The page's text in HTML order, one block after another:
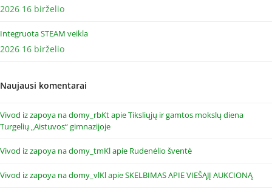
2026 16 birželio
Integruota STEAM veikla
2026 16 birželio
Naujausi komentarai
Vivod iz zapoya na domy_rbKtapieTiksliųjų ir gamtos mokslų diena
Turgelių „Aistuvos“ gimnazijoje
Vivod iz zapoya na domy_tmKlapie Rudenėlio šventė
Vivod iz zapoya na domy_vlKlapieSKELBIMAS APIE VIEŠĄJĮ AUKCIONĄ